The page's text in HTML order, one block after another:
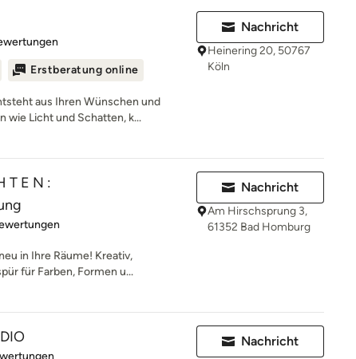
4.9 von 5 Sternen
Erstberatung online
aus Ihren Wünschen und
wie Licht und Schatten, k...
Nachricht
Heinering 20, 50767
Köln
T E N :
4.9 von 5 Sternen
in Ihre Räume! Kreativ,
für Farben, Formen u...
Nachricht
Am Hirschsprung 3,
61352 Bad Homburg
5 von 5 Sternen
Nachricht